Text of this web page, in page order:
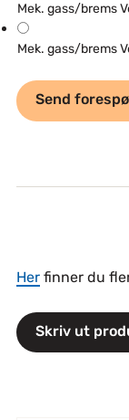
Mek. gass/brems
Mek. gass/brems
Send
Herfinner du
Skriv ut